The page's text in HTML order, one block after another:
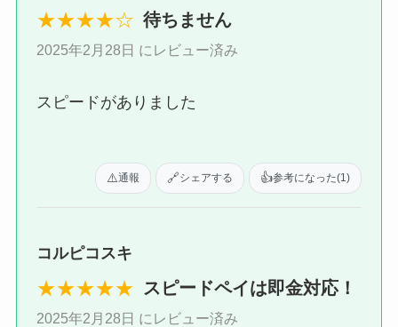
★★★★☆ 待ちません
2025年2月28日 にレビュー済み
スピードがありました
👍参考になった(1)
🔗シェアする
⚠️通報
コルピコスキ
★★★★★ スピードペイは即金対応！
2025年2月28日 にレビュー済み